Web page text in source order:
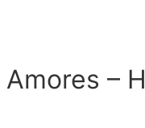
Amores –